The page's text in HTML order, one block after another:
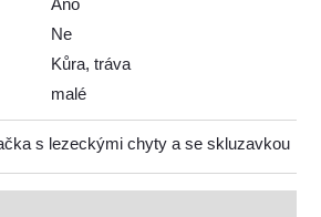
Ano
Ne
Kůra, tráva
malé
s lezeckými chyty a se skluzavkou